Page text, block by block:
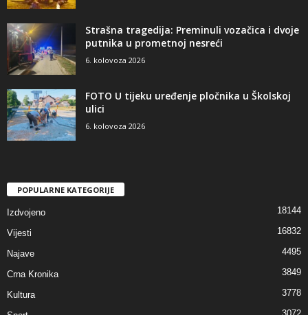
Strašna tragedija: Preminuli vozačica i dvoje
putnika u prometnoj nesreći
6. kolovoza 2026
FOTO U tijeku uređenje pločnika u Školskoj
ulici
6. kolovoza 2026
POPULARNE KATEGORIJE
Izdvojeno 18144
Vijesti 16832
Najave 4495
Crna Kronika 3849
Kultura 3778